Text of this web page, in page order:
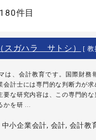
件目
ガハラ サトシ） [ 教
は、会計教育です。国際財務
会計士には専門的な判断力が求
要な研究内容は、この専門的
かを研 ...
中小企業会計, 会計, 会計教